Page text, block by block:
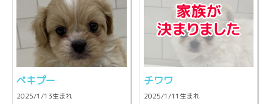
ペキプー
2025/1/13生まれ
チワワ
2025/1/11生まれ